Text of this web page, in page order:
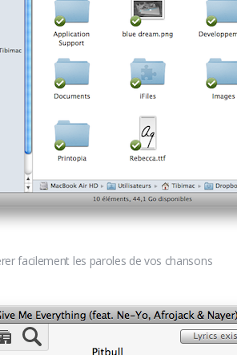
facilement les paroles de vos chansons